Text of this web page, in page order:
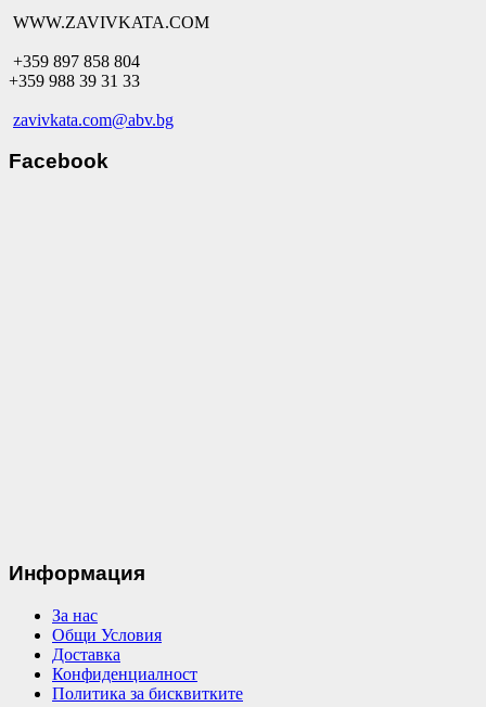
WWW.ZAVIVKATA.COM
+359 897 858 804
+359 988 39 31 33
zavivkata.com@abv.bg
Facebook
Информация
За нас
Общи Условия
Доставка
Конфиденциалност
Политика за бисквитките